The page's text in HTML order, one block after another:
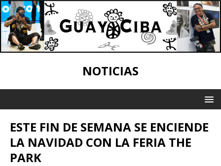
NOTICIAS
ESTE FIN DE SEMANA SE ENCIENDE
LA NAVIDAD CON LA FERIA THE
PARK